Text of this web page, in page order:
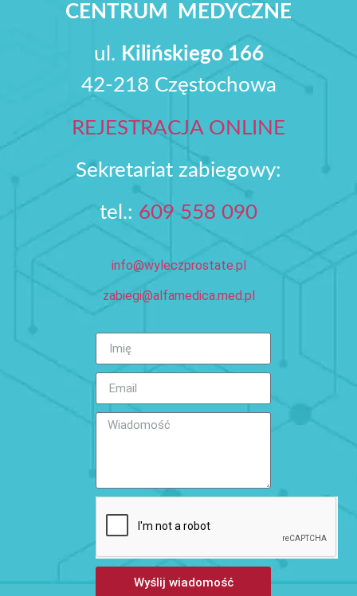
CENTRUM MEDYCZNE
ul. Kilińskiego 166
42-218 Częstochowa
REJESTRACJA ONLINE
Sekretariat zabiegowy:
tel.: 609 558 090‬
info@wyleczprostate.pl
zabiegi@alfamedica.med.pl
Wyślij wiadomość